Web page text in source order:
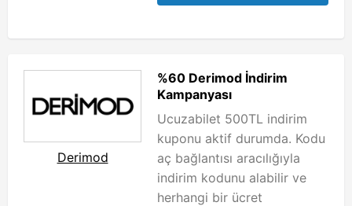
Derimod
%60 Derimod İndirim
Kampanyası
Ucuzabilet 500TL indirim
kuponu aktif durumda. Kodu
aç bağlantısı aracılığıyla
indirim kodunu alabilir ve
herhangi bir ücret